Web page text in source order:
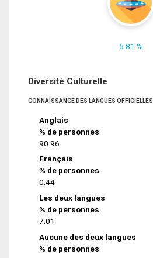
5.81 %
Diversité Culturelle
CONNAISSANCE DES LANGUES OFFICIELLES
Anglais
% de personnes
90.96
Français
% de personnes
0.44
Les deux langues
% de personnes
7.01
Aucune des deux langues
% de personnes